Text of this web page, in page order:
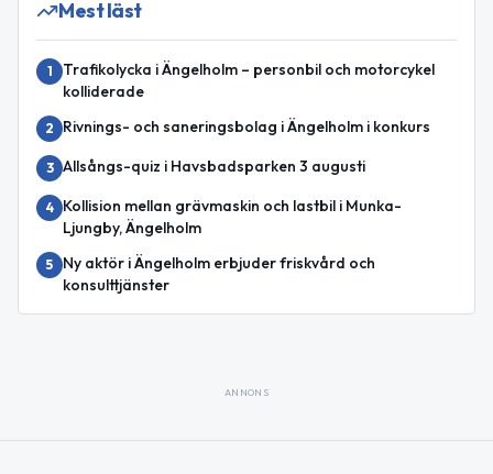
Mest läst
1
Trafikolycka i Ängelholm – personbil och motorcykel
kolliderade
2 Rivnings- och saneringsbolag i Ängelholm i konkurs
3 Allsångs-quiz i Havsbadsparken 3 augusti
4
Kollision mellan grävmaskin och lastbil i Munka-
Ljungby, Ängelholm
5
Ny aktör i Ängelholm erbjuder friskvård och
konsulttjänster
ANNONS